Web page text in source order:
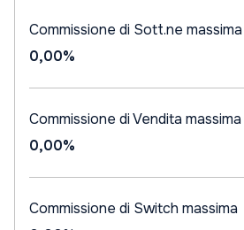
Commissione di Sott.ne massima
0,00%
Commissione di Vendita massima
0,00%
Commissione di Switch massima